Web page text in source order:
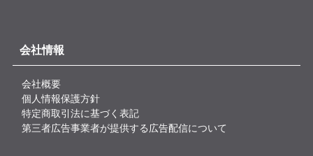
会社情報
会社概要
個人情報保護方針
特定商取引法に基づく表記
第三者広告事業者が提供する広告配信について